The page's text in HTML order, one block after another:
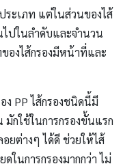
ระเภท แต่ในส่วนของไส้
ไปในลำดับและจำนวน
องไส้กรองมีหน้าที่และ
ง PP ไส้กรองชนิดนี้มี
มักใช้ในการกรองขั้นแรก
ยต่างๆ ได้ดี ช่วยให้ไส้
ในการกรองมากกว่า ไม่